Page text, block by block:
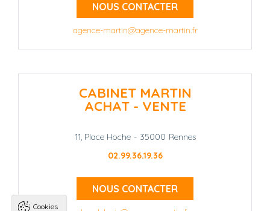
NOUS CONTACTER
agence-martin@agence-martin.fr
CABINET MARTIN
ACHAT - VENTE
11, Place Hoche - 35000 Rennes
02.99.36.19.36
NOUS CONTACTER
Cookies